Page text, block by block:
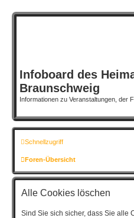
Infoboard des
Braunschweig
Informationen zu Veranstaltungen, der
Schnellzugriff
Foren-Übersicht
Alle Cookies löschen
Sind Sie sich sicher, dass Sie alle